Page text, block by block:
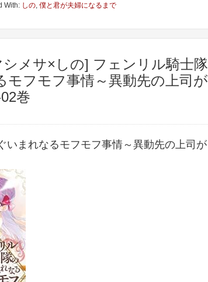
With: しの, 僕と君が夫婦になるまで
メサ×しの] フェンリル騎士隊
モフモフ事情～異動先の上司が
巻
いまれなるモフモフ事情～異動先の上司が